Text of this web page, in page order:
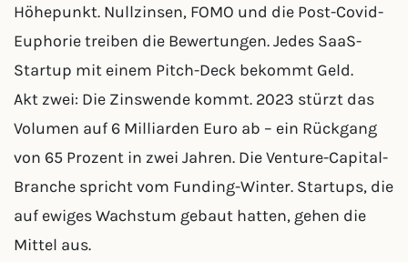
Höhepunkt. Nullzinsen, FOMO und die Post-Covid-
Euphorie treiben die Bewertungen. Jedes SaaS-
Startup mit einem Pitch-Deck bekommt Geld.
Akt zwei: Die Zinswende kommt. 2023 stürzt das
Volumen auf 6 Milliarden Euro ab – ein Rückgang
von 65 Prozent in zwei Jahren. Die Venture-Capital-
Branche spricht vom Funding-Winter. Startups, die
auf ewiges Wachstum gebaut hatten, gehen die
Mittel aus.